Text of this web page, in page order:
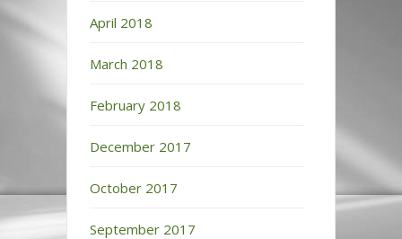
April 2018
March 2018
February 2018
December 2017
October 2017
September 2017